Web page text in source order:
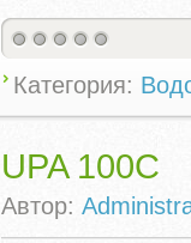
Категория:
UPA 100C
Автор: